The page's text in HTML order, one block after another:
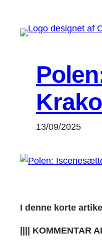
indhold
13/09/2025
I denne korte
|||| KOMMENTAR